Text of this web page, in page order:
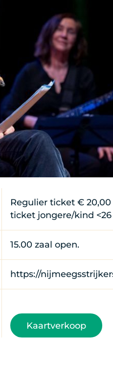
Regulier ticket € 20,00
ticket jongere/kind <26
15.00 zaal open.
https://
Kaartverkoop